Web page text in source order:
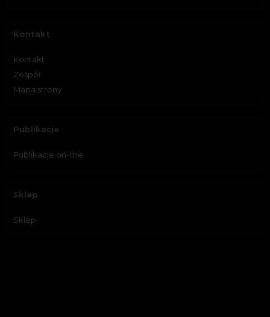
Kontakt
Kontakt
Zespół
Mapa strony
Publikacje
Publikacje on-line
Sklep
Sklep